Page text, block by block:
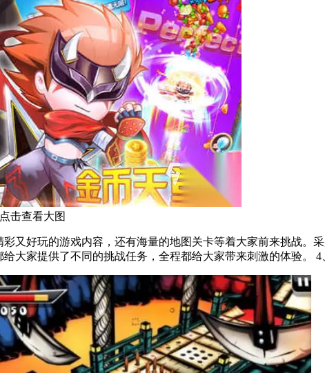
点击查看大图
又好玩的游戏内容，还有海量的地图关卡等着大家前来挑战。
激的战斗，才能